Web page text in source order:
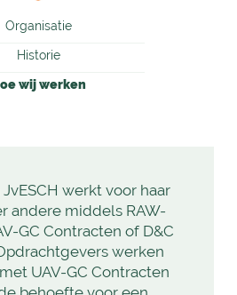
Organisatie
Historie
wij werken
werkt voor haar
andere middels RAW-
GC Contracten of D&C
werken
UAV-GC Contracten